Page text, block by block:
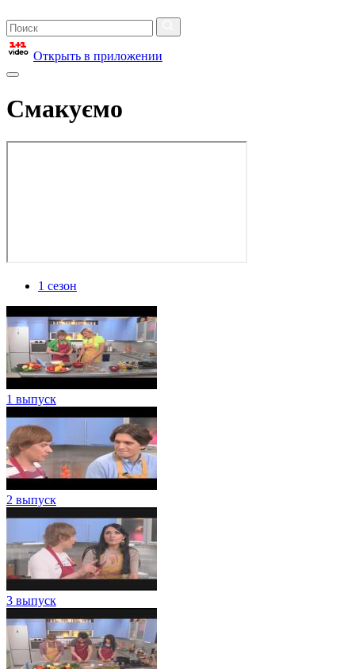
Открыть в приложении
Смакуємо
1 сезон
1 выпуск
2 выпуск
3 выпуск